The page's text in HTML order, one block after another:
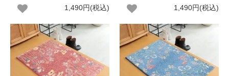
1,490円(税込)
1,490円(税込)